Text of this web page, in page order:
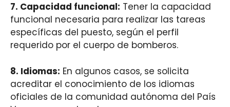
7. Capacidad funcional: Tener la capacidad
funcional necesaria para realizar las tareas
específicas del puesto, según el perfil
requerido por el cuerpo de bomberos.
8. Idiomas: En algunos casos, se solicita
acreditar el conocimiento de los idiomas
oficiales de la comunidad autónoma del País